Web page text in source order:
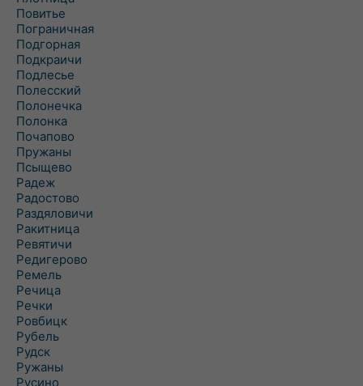
Повитье
Пограничная
Подгорная
Подкраичи
Подлесье
Полесский
Полонечка
Полонка
Почапово
Пружаны
Псыщево
Радеж
Радостово
Раздяловичи
Ракитница
Ревятичи
Редигерово
Ремель
Речица
Речки
Ровбицк
Рубель
Рудск
Ружаны
Русино